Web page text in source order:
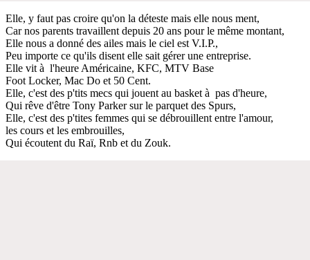
Elle, y faut pas croire qu'on la déteste mais elle nous ment,
Car nos parents travaillent depuis 20 ans pour le même montant,
Elle nous a donné des ailes mais le ciel est V.I.P.,
Peu importe ce qu'ils disent elle sait gérer une entreprise.
Elle vit à l'heure Américaine, KFC, MTV Base
Foot Locker, Mac Do et 50 Cent.
Elle, c'est des p'tits mecs qui jouent au basket à pas d'heure,
Qui rêve d'être Tony Parker sur le parquet des Spurs,
Elle, c'est des p'tites femmes qui se débrouillent entre l'amour,
les cours et les embrouilles,
Qui écoutent du Raï, Rnb et du Zouk.